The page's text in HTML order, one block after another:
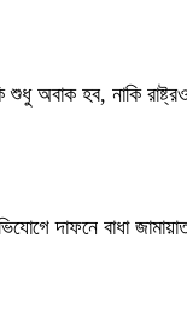
অবাক হব, নাকি
দাফনে বাধা